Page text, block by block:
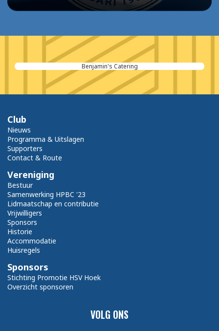
Benjamin's Catering
VOLG ONS
Club
Nieuws
Programma & Uitslagen
Supporters
Contact & Route
Vereniging
Bestuur
Samenwerking HPBC '23
Lidmaatschap en contributie
Vrijwilligers
Sponsors
Historie
Accommodatie
Huisregels
Sponsors
Stichting Promotie HSV Hoek
Overzicht sponsoren